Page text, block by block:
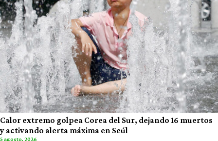
Calor extremo golpea Corea del Sur, dejando 16 muertos
y activando alerta máxima en Seúl
5 agosto, 2026